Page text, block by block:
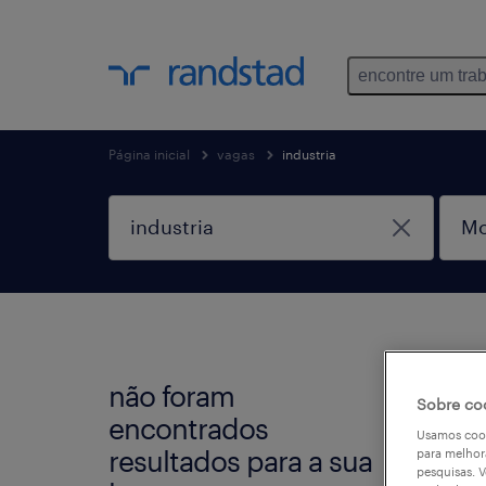
encontre um
Página inicial vagas industria
não foram
encontrados
resultados para a sua
Não
Sobre
Usamos
para
pesquisas.